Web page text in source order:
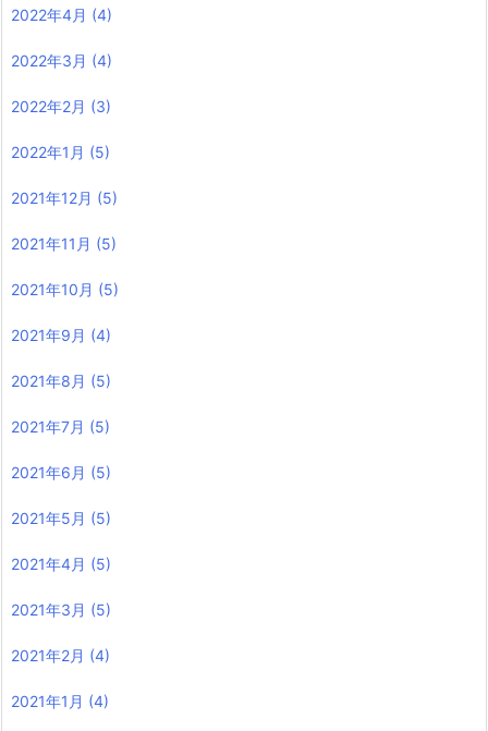
2022年4月 (4)
2022年3月 (4)
2022年2月 (3)
2022年1月 (5)
2021年12月 (5)
2021年11月 (5)
2021年10月 (5)
2021年9月 (4)
2021年8月 (5)
2021年7月 (5)
2021年6月 (5)
2021年5月 (5)
2021年4月 (5)
2021年3月 (5)
2021年2月 (4)
2021年1月 (4)